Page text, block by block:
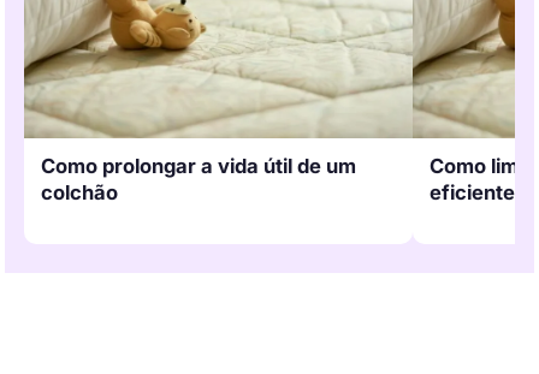
Como prolongar a vida útil de um
colchão
Como
eficiente e